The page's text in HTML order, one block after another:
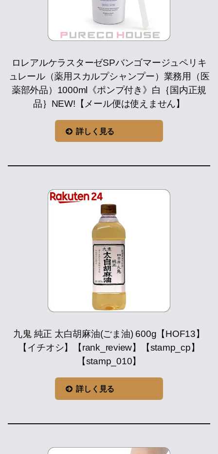
ロレアルケラスターゼSPバンゴマージュペリキ
ュレール（薬用スカルプシャンプー）業務用（医
薬部外品）1000ml《ポンプ付き》白｛国内正規
品｝NEW!【メール便は使えません】
詳しく見る
九鬼 純正 太白胡麻油(ごま油) 600g【HOF13】
【イチオシ】【rank_review】【stamp_cp】
【stamp_010】
詳しく見る